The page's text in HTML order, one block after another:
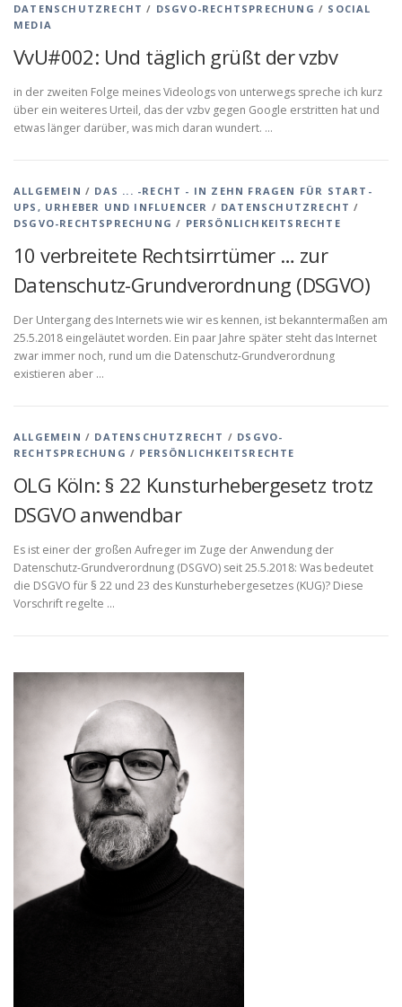
DATENSCHUTZRECHT / DSGVO-RECHTSPRECHUNG / SOCIAL
MEDIA
VvU#002: Und täglich grüßt der vzbv
in der zweiten Folge meines Videologs von unterwegs spreche ich kurz
über ein weiteres Urteil, das der vzbv gegen Google erstritten hat und
etwas länger darüber, was mich daran wundert. …
ALLGEMEIN / DAS ... -RECHT - IN ZEHN FRAGEN FÜR START-
UPS, URHEBER UND INFLUENCER / DATENSCHUTZRECHT /
DSGVO-RECHTSPRECHUNG / PERSÖNLICHKEITSRECHTE
10 verbreitete Rechtsirrtümer … zur
Datenschutz-Grundverordnung (DSGVO)
Der Untergang des Internets wie wir es kennen, ist bekanntermaßen am
25.5.2018 eingeläutet worden. Ein paar Jahre später steht das Internet
zwar immer noch, rund um die Datenschutz-Grundverordnung
existieren aber …
ALLGEMEIN / DATENSCHUTZRECHT / DSGVO-
RECHTSPRECHUNG / PERSÖNLICHKEITSRECHTE
OLG Köln: § 22 Kunsturhebergesetz trotz
DSGVO anwendbar
Es ist einer der großen Aufreger im Zuge der Anwendung der
Datenschutz-Grundverordnung (DSGVO) seit 25.5.2018: Was bedeutet
die DSGVO für § 22 und 23 des Kunsturhebergesetzes (KUG)? Diese
Vorschrift regelte …